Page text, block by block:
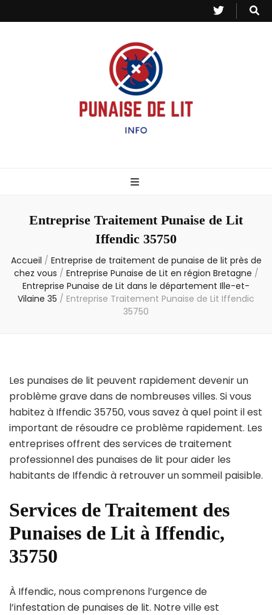
– Info
Entreprise Traitement Punaise de Lit
Iffendic 35750
Accueil / Entreprise de traitement de punaise de lit près de
chez vous / Entreprise Punaise de Lit en région Bretagne /
Entreprise Punaise de Lit dans le département Ille-et-
Vilaine 35 / Entreprise Traitement Punaise de Lit Iffendic
35750
Les punaises de lit peuvent rapidement devenir un
problème grave dans de nombreuses villes. Si vous
habitez à Iffendic 35750, vous savez à quel point il est
important de résoudre ce problème rapidement. Les
entreprises offrent des services de traitement
professionnel des punaises de lit pour aider les
habitants de Iffendic à retrouver un sommeil paisible.
Services de Traitement des
Punaises de Lit à Iffendic,
35750
À Iffendic, nous comprenons l’urgence de
l’infestation de punaises de lit. Notre ville est